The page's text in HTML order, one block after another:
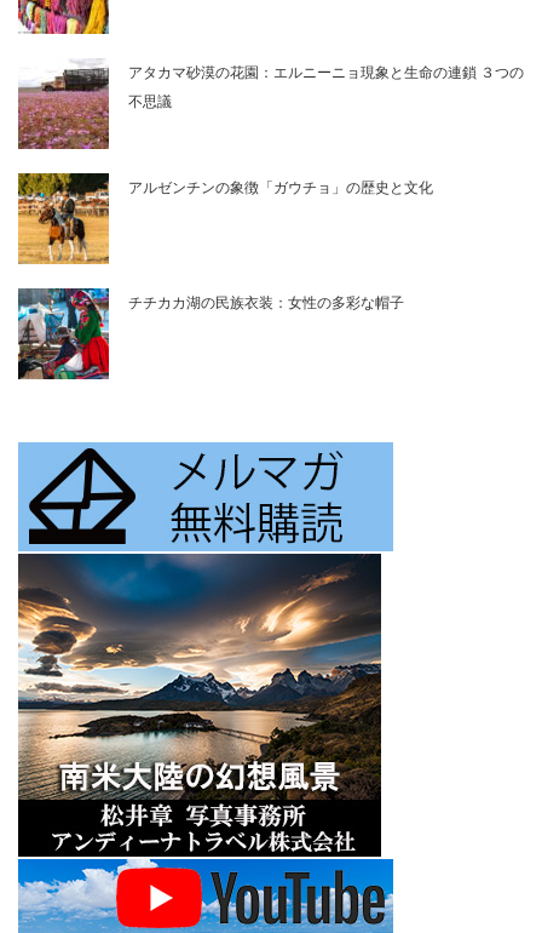
アタカマ砂漠の花園：エルニーニョ現象と生命の連鎖 ３つの
不思議
アルゼンチンの象徴「ガウチョ」の歴史と文化
チチカカ湖の民族衣装：女性の多彩な帽子